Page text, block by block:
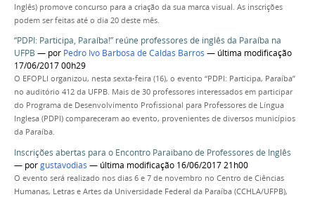
Inglês) promove concurso para a criação da sua marca visual. As inscrições
podem ser feitas até o dia 20 deste mês.
“PDPI: Participa, Paraíba!” reúne professores de inglês da Paraíba na
UFPB — por Pedro Ivo Barbosa de Caldas Barros — última modificação
17/06/2017 00h29
O EFOPLI organizou, nesta sexta-feira (16), o evento “PDPI: Participa, Paraíba”
no auditório 412 da UFPB. Mais de 30 professores interessados em participar
do Programa de Desenvolvimento Profissional para Professores de Língua
Inglesa (PDPI) compareceram ao evento, provenientes de diversos municípios
da Paraíba.
Inscrições abertas para o Encontro Paraibano de Professores de Inglês
— porgustavodias — última modificação 16/06/2017 21h00
O evento será realizado nos dias 6 e 7 de novembro no Centro de Ciências
Humanas, Letras e Artes da Universidade Federal da Paraíba (CCHLA/UFPB),